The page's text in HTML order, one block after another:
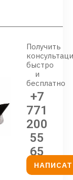
Получить
быстро
и
бесплатно
+7
771
200
55
65